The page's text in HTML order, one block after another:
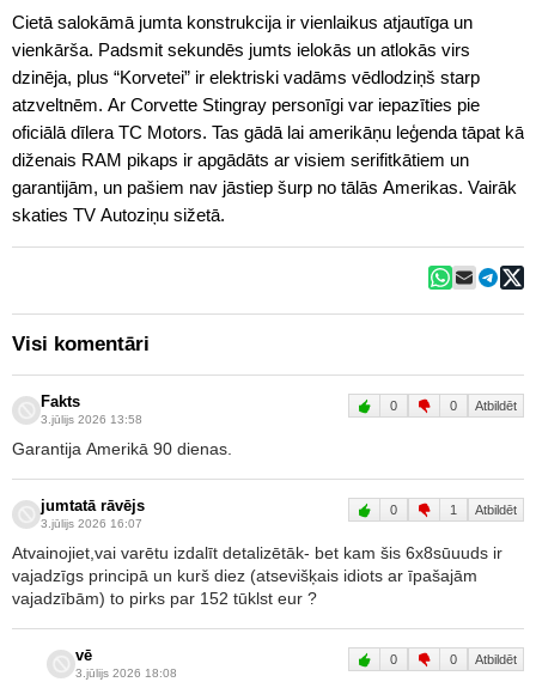
Cietā salokāmā jumta konstrukcija ir vienlaikus atjautīga un
vienkārša. Padsmit sekundēs jumts ielokās un atlokās virs
dzinēja, plus “Korvetei” ir elektriski vadāms vēdlodziņš starp
atzveltnēm. Ar Corvette Stingray personīgi var iepazīties pie
oficiālā dīlera TC Motors. Tas gādā lai amerikāņu leģenda tāpat kā
diženais RAM pikaps ir apgādāts ar visiem serifitkātiem un
garantijām, un pašiem nav jāstiep šurp no tālās Amerikas. Vairāk
skaties TV Autoziņu sižetā.
Visi komentāri
Fakts
3.jūlijs 2026 13:58
0 0 Atbildēt
Garantija Amerikā 90 dienas.
jumtatā rāvējs
3.jūlijs 2026 16:07
0 1 Atbildēt
Atvainojiet,vai varētu izdalīt detalizētāk- bet kam šis 6x8sūuuds ir
vajadzīgs principā un kurš diez (atsevišķais idiots ar īpašajām
vajadzībām) to pirks par 152 tūklst eur ?
vē
3.jūlijs 2026 18:08
0 0 Atbildēt